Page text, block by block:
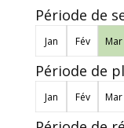
Période de
Jan Fév Mar
Période de
Jan Fév Mar